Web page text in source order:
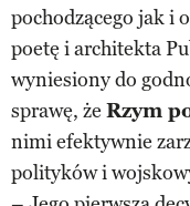
pochodzącego jak i
poetę i architekta
wyniesiony do
sprawę, że Rzym
nimi efektywnie
polityków i